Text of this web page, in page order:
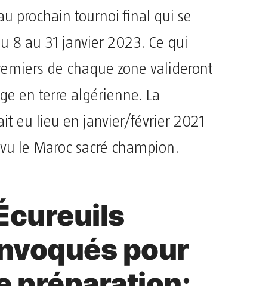
prochain tournoi final qui se
8 au 31 janvier 2023. Ce qui
de chaque zone valideront
en terre algérienne. La
eu lieu en janvier/février 2021
le Maroc sacré champion.
pour